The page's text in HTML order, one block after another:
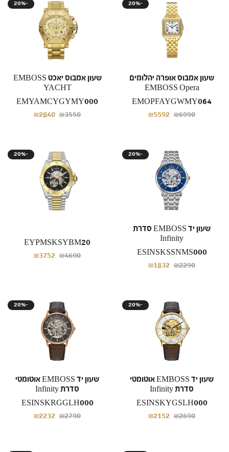
20%-
שעון אמבוס יאכט EMBOSS
YACHT
EMYAMCYGYMY000
₪2840 ₪3550
20%-
שעון אמבוס אופרה יהלומים
EMBOSS Opera
EMOPFAYGWMY064
₪5592 ₪6990
20%-
EYPMSKSYBM20
₪3752 ₪4690
20%-
שעון יד EMBOSS סדרת
Infinity
ESINSKSSNMS000
₪1832 ₪2290
20%-
שעון יד EMBOSS אוטומטי
סדרת Infinity
ESINSKRGGLH000
₪2232 ₪2790
20%-
שעון יד EMBOSS אוטומטי
סדרת Infinity
ESINSKYGSLH000
₪2152 ₪2690